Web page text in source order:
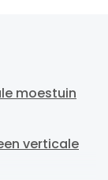
moestuin
verticale